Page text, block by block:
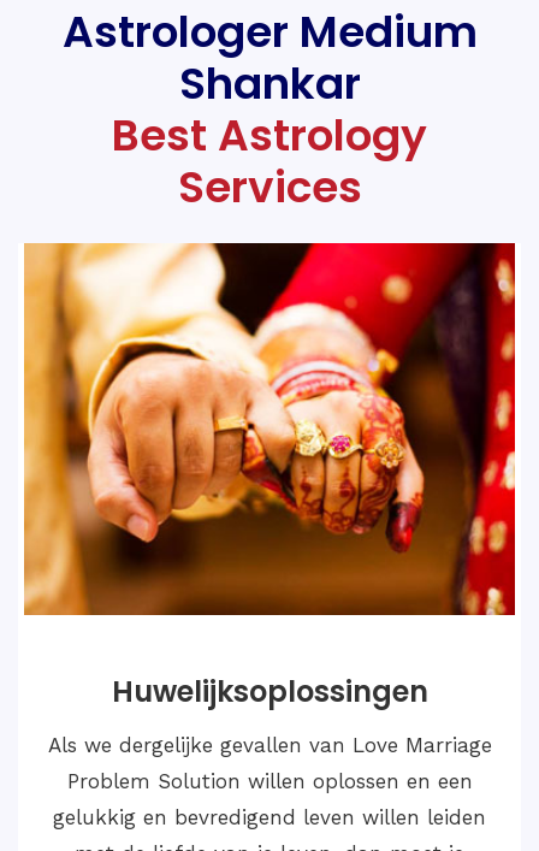
Astrologer Medium
Shankar
Best Astrology
Services
Huwelijksoplossingen
Als we dergelijke gevallen van Love Marriage
Problem Solution willen oplossen en een
gelukkig en bevredigend leven willen leiden